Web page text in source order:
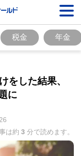
税金 年金
をした結果、
に
は約 3 分で読めます。